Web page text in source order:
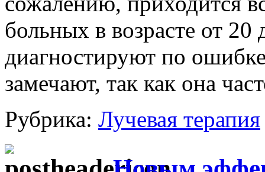
больных в возрасте от 20
диагностируют по
замечают, так как она
Рубрика: Лучевая терапия